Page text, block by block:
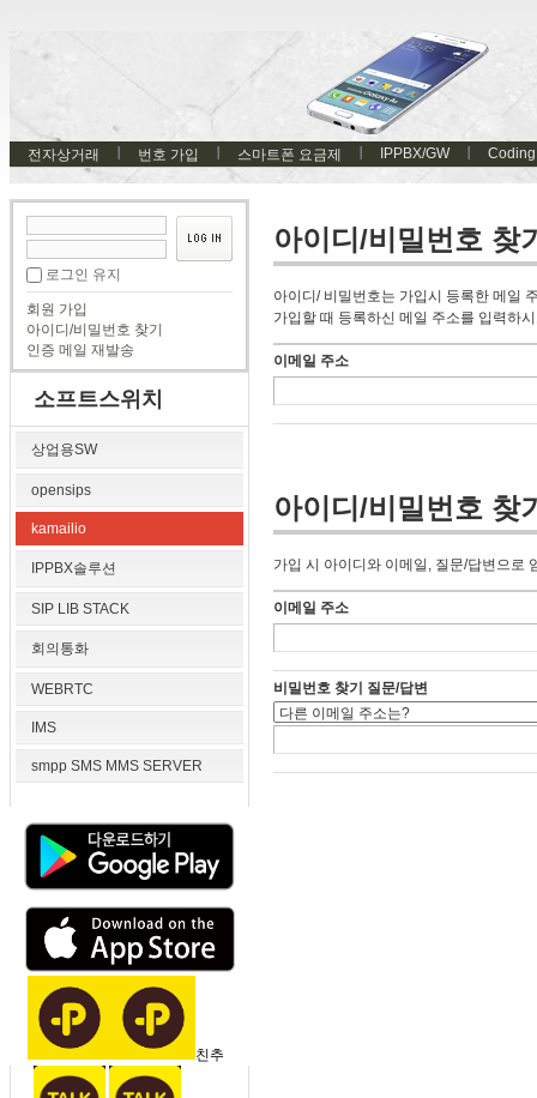
전자상거래 번호 가입 스마트폰 요금제 IPPBX/GW Coding
로그인 유지
회원 가입
아이디/비밀번호 찾기
인증 메일 재발송
소프트스위치
상업용SW
opensips
kamailio
IPPBX솔루션
SIP LIB STACK
회의통화
WEBRTC
IMS
smpp SMS MMS SERVER
친추
아이디/비밀번호 찾
아이디/ 비밀번호는 가입시 등록한 메일
가입할 때 등록하신 메일 주소를 입력하
이메일 주소
아이디/비밀번호 찾
가입 시 아이디와 이메일, 질문/답변으로
이메일 주소
비밀번호 찾기 질문/답변